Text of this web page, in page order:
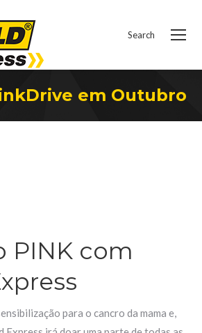
Search:
Search
em Outubro
PINK com
para o cancro da mama e,